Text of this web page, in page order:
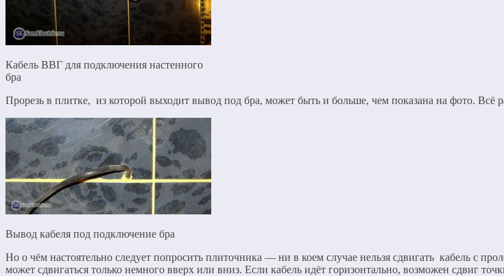
Кабель ВВГ для подключения настенного
бра
Прорезь в плитке, из которой выходит вывод под бра, может быть и больше, чем показана на фото. Всё
Вывод кабеля под подключение бра
Но о чём настоятельно следует попросить плиточника — ни в коем случае нельзя сдвигать кабель с
может сдвигаться только немного вверх или вниз. Если кабель идёт горизонтально, возможен сдвиг